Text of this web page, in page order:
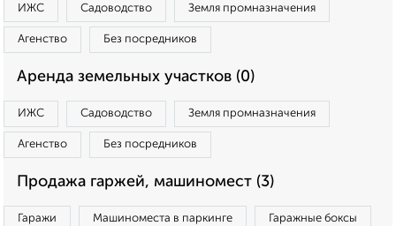
ИЖС Садоводство Земля промназначения
Агенство Без посредников
Аренда земельных участков (0)
ИЖС Садоводство Земля промназначения
Агенство Без посредников
Продажа гаржей, машиномест (3)
Гаражи Машиноместа в паркинге Гаражные боксы